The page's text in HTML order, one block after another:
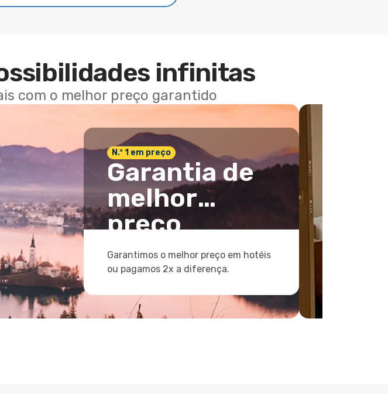
infinitas
com o melhor preço garantido
N.º 1 em preço
Garantia de
melhor
preço
Garantimos o melhor preço em hotéis
ou pagamos 2x a diferença.